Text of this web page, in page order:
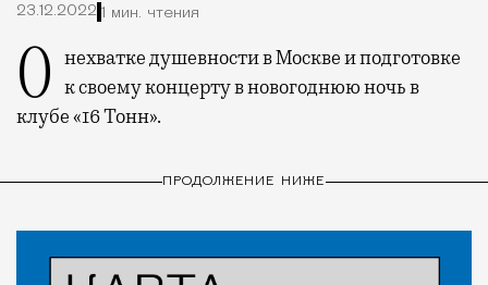
23.12.2022 1 мин. чтения
О нехватке душевности в Москве и подготовке к своему концерту в новогоднюю ночь в
клубе «16 Тонн».
ПРОДОЛЖЕНИЕ НИЖЕ